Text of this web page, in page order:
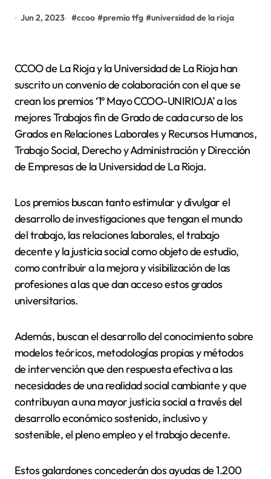
Jun 2, 2023 #ccoo #premio tfg #universidad de la rioja
CCOO de La Rioja y la Universidad de La Rioja han
suscrito un convenio de colaboración con el que se
crean los premios ‘1º Mayo CCOO-UNIRIOJA’ a los
mejores Trabajos fin de Grado de cada curso de los
Grados en Relaciones Laborales y Recursos Humanos,
Trabajo Social, Derecho y Administración y Dirección
de Empresas de la Universidad de La Rioja.
Los premios buscan tanto estimular y divulgar el
desarrollo de investigaciones que tengan el mundo
del trabajo, las relaciones laborales, el trabajo
decente y la justicia social como objeto de estudio,
como contribuir a la mejora y visibilización de las
profesiones a las que dan acceso estos grados
universitarios.
Además, buscan el desarrollo del conocimiento sobre
modelos teóricos, metodologías propias y métodos
de intervención que den respuesta efectiva a las
necesidades de una realidad social cambiante y que
contribuyan a una mayor justicia social a través del
desarrollo económico sostenido, inclusivo y
sostenible, el pleno empleo y el trabajo decente.
Estos galardones concederán dos ayudas de 1.200